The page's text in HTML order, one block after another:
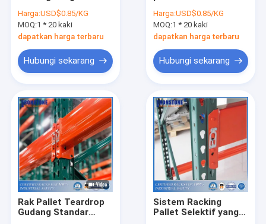
yang tinggi
Harga:USD$0.85/KG
MOQ:1 * 20 kaki
dapatkan harga terbaru
Hubungi sekarang
Teardrop
Harga:USD$0.85/KG
MOQ:1 * 20 kaki
dapatkan harga terbaru
Hubungi sekarang
Rak Pallet Teardrop
Gudang Standar
Sistem Racking
Pallet Selektif yang